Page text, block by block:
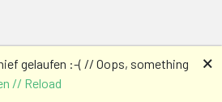
gelaufen :-( // Oops, something
// Reload
🗙